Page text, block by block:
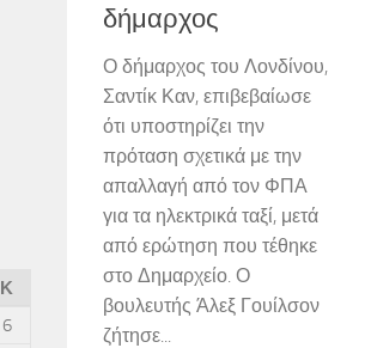
δήμαρχος
Ο δήμαρχος του Λονδίνου,
Σαντίκ Καν, επιβεβαίωσε
ότι υποστηρίζει την
πρόταση σχετικά με την
απαλλαγή από τον ΦΠΑ
για τα ηλεκτρικά ταξί, μετά
από ερώτηση που τέθηκε
στο Δημαρχείο. Ο
βουλευτής Άλεξ Γουίλσον
ζήτησε...
Κ
6